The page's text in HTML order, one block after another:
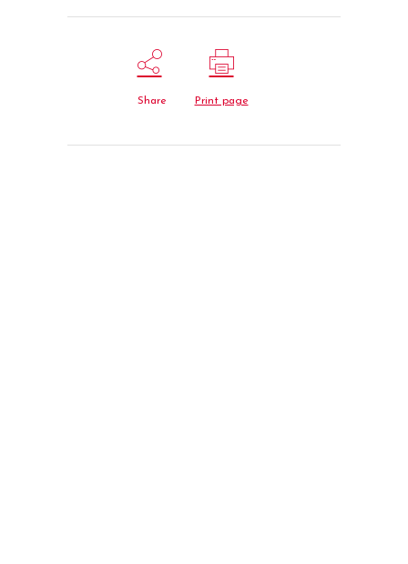
Share Print page